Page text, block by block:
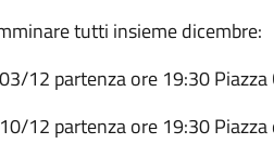
tutti insieme dicembre:
12 partenza ore 19:30
12 partenza ore 19:30